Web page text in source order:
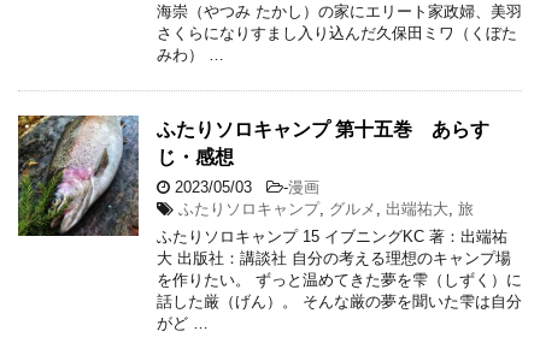
海崇（やつみ たかし）の家にエリート家政婦、美羽
さくらになりすまし入り込んだ久保田ミワ（くぼた
みわ） …
ふたりソロキャンプ 第十五巻 あらす
じ・感想
2023/05/03 -漫画
ふたりソロキャンプ, グルメ 出端祐大 旅
ふたりソロキャンプ 15 イブニングKC 著：出端祐
大 出版社：講談社 自分の考える理想のキャンプ場
を作りたい。 ずっと温めてきた夢を雫（しずく）に
話した厳（げん）。 そんな厳の夢を聞いた雫は自分
がど …